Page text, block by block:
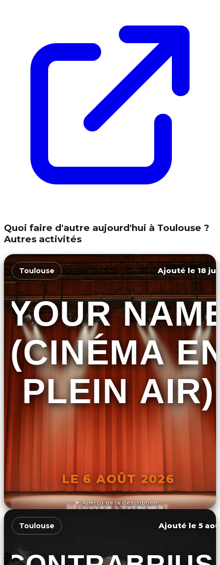
Quoi faire d'autre aujourd'hui à Toulouse ?
Autres activités
Aperçu de la description
Toulouse Ajouté le 18
YOUR
(CINÉMA
PLEIN AIR)
LE 6 AOÛT 2026
DÉCOUVRIR L'ÉVÉNEMENT
Toulouse Ajouté le 5